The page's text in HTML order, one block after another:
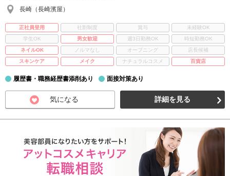
長崎（長崎濱屋）
正社員登用 社割制度 賞与
未経験OK
学生OK
男女歓迎 週3日勤務OK
時短勤務OK
ネイルOK
ノルマなし オープニング
店長候補
スキンケア
メイク ナチュラルコスメ 百貨店
履歴書・職務経歴書添削あり 面接対策あり
気になる 詳細を見る